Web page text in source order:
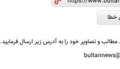
خطا
مطالب و تصاویر خود را به آدرس زیر ارسال فرمایید.